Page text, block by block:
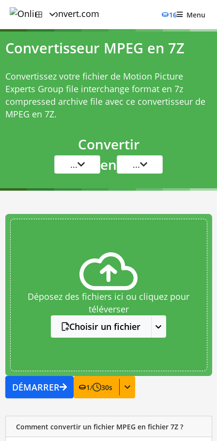
16 Menu
Convertisseur MPEG en 7Z
Convertissez votre fichier de Motion Picture
Experts Group file interchange format en 7z
compressed archive file avec ce convertisseur de
MPEG en 7Z.
Convertir
... en ...
Déposez des fichiers ici ou cliquez pour
téléverser
Choisir un fichier
DÉMARRER 1/ 30s
Comment convertir un fichier MPEG en fichier 7Z ?